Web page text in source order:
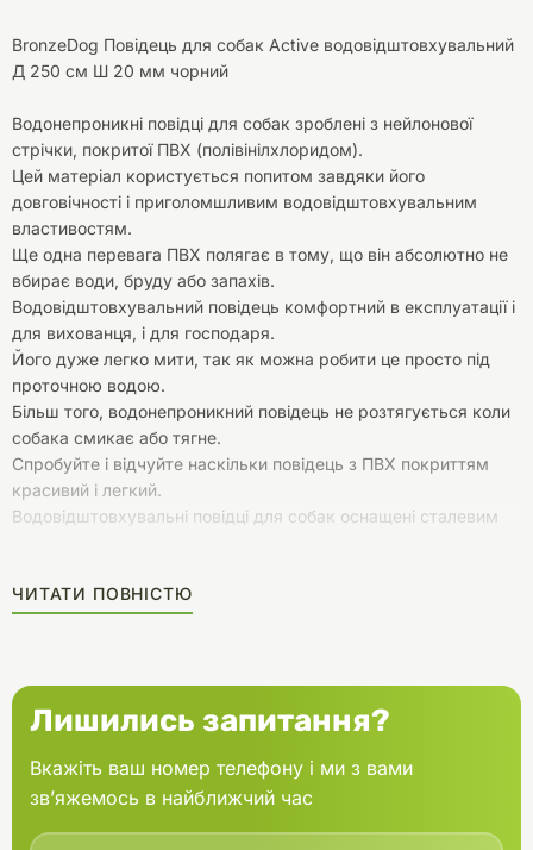
BronzeDog Повідець для собак Active водовідштовхувальний
Д 250 см Ш 20 мм чорний
Водонепроникні повідці для собак зроблені з нейлонової
стрічки, покритої ПВХ (полівінілхлоридом).
Цей матеріал користується попитом завдяки його
довговічності і приголомшливим водовідштовхувальним
властивостям.
Ще одна перевага ПВХ полягає в тому, що він абсолютно не
вбирає води, бруду або запахів.
Водовідштовхувальний повідець комфортний в експлуатації і
для вихованця, і для господаря.
Його дуже легко мити, так як можна робити це просто під
проточною водою.
Більш того, водонепроникний повідець не розтягується коли
собака смикає або тягне.
Спробуйте і відчуйте наскільки повідець з ПВХ покриттям
красивий і легкий.
Водовідштовхувальні повідці для собак оснащені сталевим
Його довжина 250 сантиметри дозволяє зробити дистанцію
між вами і собакою комфортної для щоденних прогулянок.
ЧИТАТИ ПОВНІСТЮ
Лишились запитання?
Вкажіть ваш номер телефону і ми з вами
зв’яжемось в найближчий час